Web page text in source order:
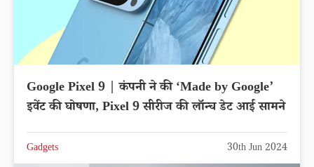
Google Pixel 9 | कंपनी ने की ‘Made by Google’
इवेंट की घोषणा, Pixel 9 सीरीज की लॉन्च डेट आई सामने
Gadgets 30th Jun 2024